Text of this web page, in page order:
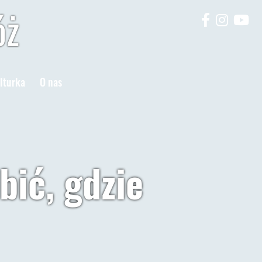
O nas
gdzie